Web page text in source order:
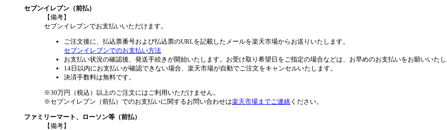
セブンイレブン（前払）
【備考】
セブンイレブンでお支払いいただけます。
ご注文後に、払込票番号および払込票のURLを記載したメールを楽天市場からお送りいたします。
セブンイレブンでのお支払い方法
お支払い状況の確認後、発送手続きが開始いたします。お受け取り希望日をご指定の場合などは、お早めのお支払いをお願いいた
14日以内にお支払いが確認できない場合、楽天市場が自動でご注文をキャンセルいたします。
決済手数料は無料です。
※30万円（税込）以上のご注文にはご利用いただけません。
※セブンイレブン（前払）でのお支払いに関するお問い合わせは楽天市場までご連絡 ください。
ファミリーマート、ローソン等（前払）
【備考】